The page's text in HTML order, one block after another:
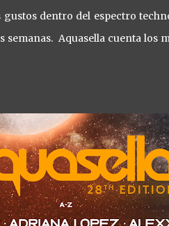
gustos dentro del espectro
Aquasella cuenta los